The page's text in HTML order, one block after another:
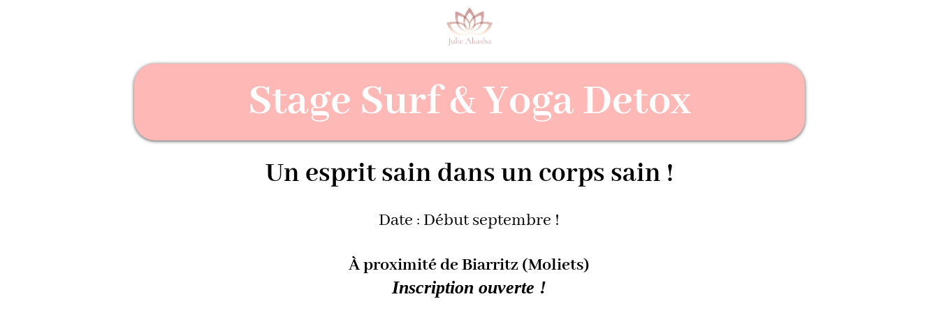
Stage Surf & Yoga Detox
Un esprit sain dans un corps sain !
Date : Début septembre !
À proximité de Biarritz (Moliets)
Inscription ouverte !